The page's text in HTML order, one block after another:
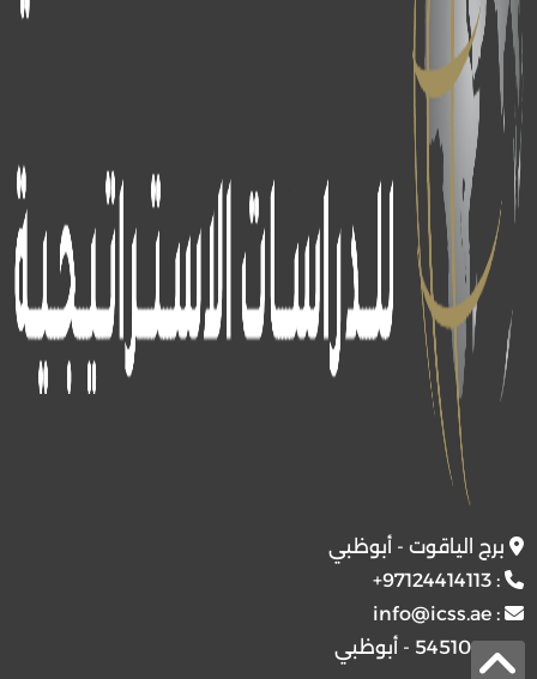
برج الياقوت - أبوظبي
:
+97124414113
:
info@icss.ae
ص.ب54510 - أبوظبي